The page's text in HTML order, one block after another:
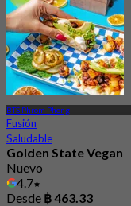
BTS Phrom Phong
Fusión
Saludable
Golden State Vegan
Nuevo
4.7
Desde ฿ 463.33